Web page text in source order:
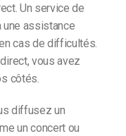
Un service de
assistance
cas de difficultés.
vous avez
côtés.
diffusez un
un concert ou